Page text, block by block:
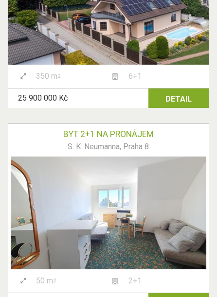
350 m2 6+1
25 900 000 Kč DETAIL
BYT 2+1 NA PRONÁJEM
S. K. Neumanna, Praha 8
50 m2 2+1